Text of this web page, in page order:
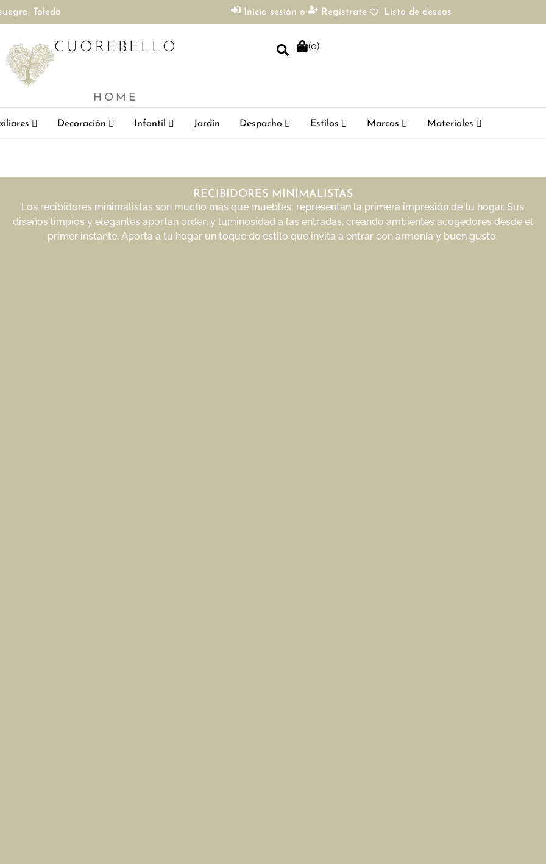
Toledo Inicia sesión o Regístrate Lista de deseos
HOME
CUOREBELLO (0)
Decoración Infantil Jardín Despacho Estilos Marcas Materiales
RECIBIDORES MINIMALISTAS
Los recibidores minimalistas son mucho más que muebles; representan la primera impresión de tu hogar. Sus
diseños limpios y elegantes aportan orden y luminosidad a las entradas, creando ambientes acogedores desde el
primer instante. Aporta a tu hogar un toque de estilo que invita a entrar con armonía y buen gusto.